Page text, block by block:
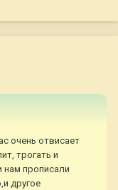
очень отвисает
трогать и
нам прописали
другое